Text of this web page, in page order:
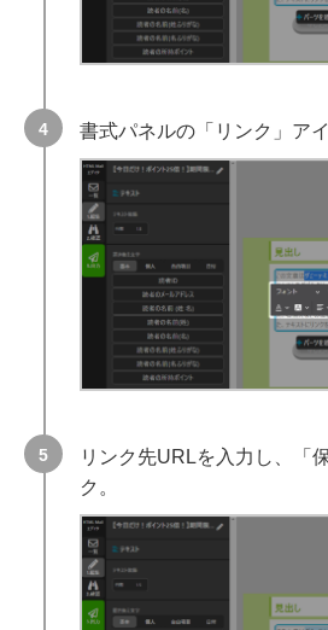
書式パネルの「リンク」ア
リンク先URLを入力し、「
ク。